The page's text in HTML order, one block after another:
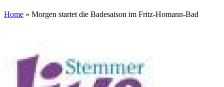
Home » Morgen startet die Badesaison im Fritz-Homann-Bad